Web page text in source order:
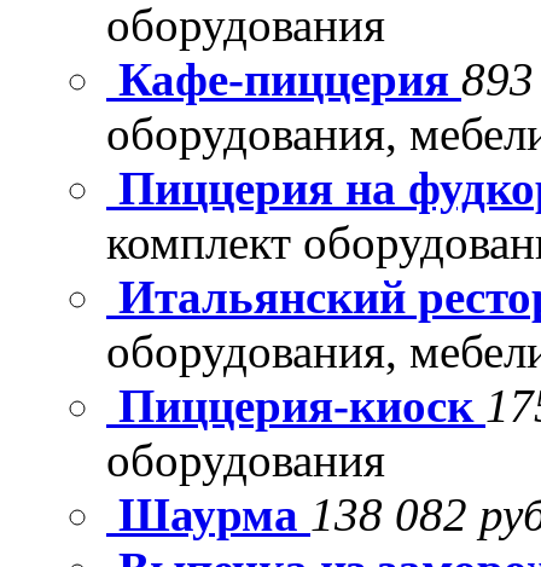
оборудования
Кафе-пиццерия
оборудования,
Пиццерия на
комплект
Итальянский
оборудования,
Пиццерия-киоск
оборудования
Шаурма 138 082